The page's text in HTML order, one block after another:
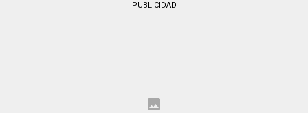
PUBLICIDAD